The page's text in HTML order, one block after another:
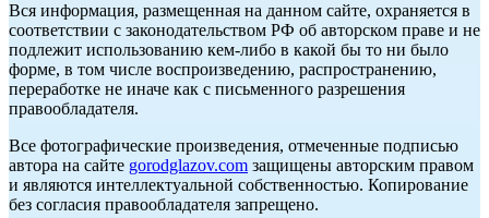
Вся информация, размещенная на данном сайте, охраняется в
соответствии с законодательством РФ об авторском праве и не
подлежит использованию кем-либо в какой бы то ни было
форме, в том числе воспроизведению, распространению,
переработке не иначе как с письменного разрешения
правообладателя.
Все фотографические произведения, отмеченные подписью
автора на сайте gorodglazov.com защищены авторским правом
и являются интеллектуальной собственностью. Копирование
без согласия правообладателя запрещено.